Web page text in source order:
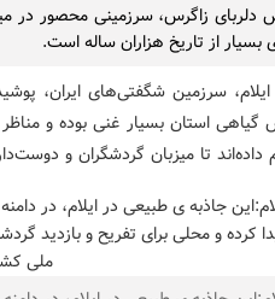
دلربای زاگرس، سرزمینی محصور
بسیار از تاریخ هزاران ساله است.
ایلام، سرزمین شگفتی‌های ایران،
استان بسیار غنی بوده و
تا میزبان گردشگران و